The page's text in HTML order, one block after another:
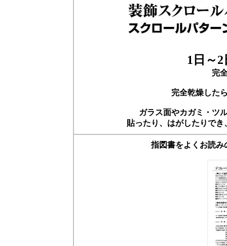
1日～
完
完全乾燥した
ガラス面やカガミ・ツ
貼ったり、はがしたりで
指図書をよくお読み